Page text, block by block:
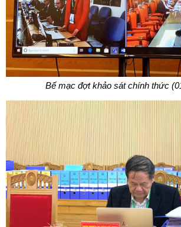
Bếmạc đợt khảo sát chính thức